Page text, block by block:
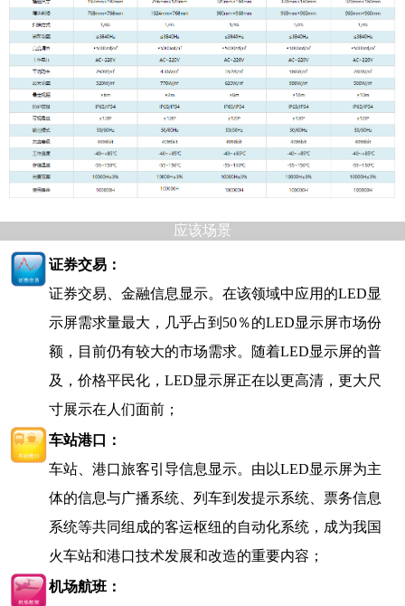
应该场景
证券交易：
证券交易、金融信息显示。在该领域中应用的LED显
示屏需求量最大，几乎占到 50％的LED显示屏市场份
额，目前仍有较大的市场需求。随着LED显示屏的普
及，价格平民化， LED显示屏正在以更高清，更大尺
寸展示在人们面前；
车站港口：
车站、港口旅客引导信息显示。由以LED显示屏为主
体的信息与广播系统、列车到发提示系统、票务信息
系统等共同组成的客运枢纽的自动化系统，成为我国
火车站和港口技术发展和改造的重要内容；
机场航班：